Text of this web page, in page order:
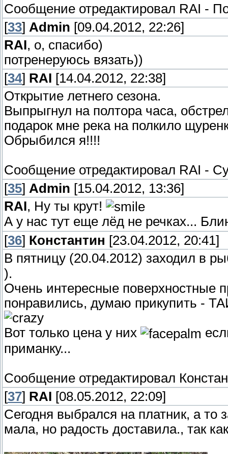
Сообщение отредактировал RAI -
[33] Admin [09.04.2012, 22:26]
RAI, о, спасибо)
потренеруюсь вязать))
[34] RAI [14.04.2012, 22:38]
Открытие летнего сезона.
Выпрыгнул на полтора часа,
подарок мне река на полкило
Обрыбился я!!!!
Сообщение отредактировал RAI -
[35] Admin [15.04.2012, 13:36]
RAI, Ну ты крут!
А у нас тут еще лёд не речках...
[36] Константин [23.04.2012, 20:41]
В пятницу (20.04.2012) заходил в
).
Очень интересные поверхностные
понравились, думаю прикупить -
Вот только цена у них
приманку...
Сообщение отредактировал
[37] RAI [08.05.2012, 22:09]
Сегодня выбрался на платник, а то
мала, но радость доставила., так